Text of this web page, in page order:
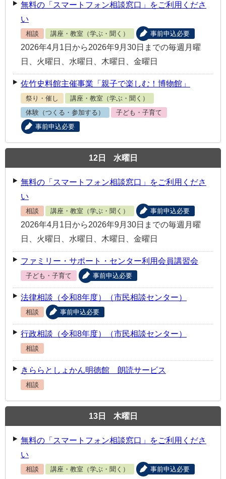
無料の「スマートフォン相談窓口」をご利用くださ
い
相談 講座・教室（学ぶ・聞く） 事前申込必要
2026年4月1日から2026年9月30日までの毎週月曜
日、火曜日、水曜日、木曜日、金曜日
佐竹史料館主催事業「親子で楽しむ！博物館」
祭り・催し
講座・教室（学ぶ・聞く）
体験（つくる・参加する）
子ども・子育て
事前申込必要
12日 水曜日
無料の「スマートフォン相談窓口」をご利用くださ
い
相談 講座・教室（学ぶ・聞く） 事前申込必要
2026年4月1日から2026年9月30日までの毎週月曜
日、火曜日、水曜日、木曜日、金曜日
ファミリー・サポート・センター利用会員講習会
子ども・子育て 事前申込必要
法律相談（令和8年度）（市民相談センター）
相談 事前申込必要
行政相談（令和8年度）（市民相談センター）
相談
きららとしょかん明徳館 朗読サービス
相談
13日 木曜日
無料の「スマートフォン相談窓口」をご利用くださ
い
相談 講座・教室（学ぶ・聞く） 事前申込必要